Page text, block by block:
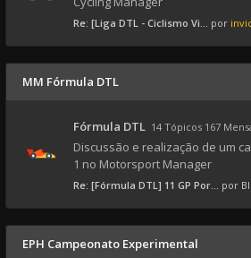
Re: [Liga DTL - Ciclismo Vi... por
MM Fórmula DTL
Fórmula DTL 14 Tópicos 167
Discussão e realização de um
1 no Motorsport Manager
Re: [Fórmula DTL] 11 GP Por... por
EPH Campeonato Experimental